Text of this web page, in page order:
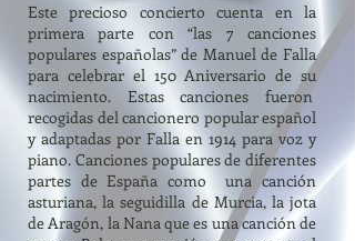
Este precioso concierto cuenta en la
primera parte con “las 7 canciones
populares españolas” de Manuel de Falla
para celebrar el 150 Aniversario de su
nacimiento. Estas canciones fueron
recogidas del cancionero popular español
y adaptadas por Falla en 1914 para voz y
piano. Canciones populares de diferentes
partes de España como una canción
asturiana, la seguidilla de Murcia, la jota
de Aragón, la Nana que es una canción de